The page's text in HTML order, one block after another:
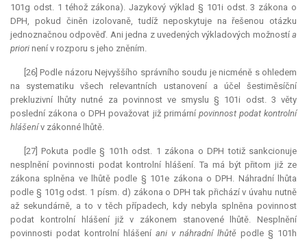
101g odst. 1 téhož zákona). Jazykový výklad § 101i odst. 3 zákona o
DPH, pokud činěn izolovaně, tudíž neposkytuje na řešenou otázku
jednoznačnou odpověď. Ani jedna z uvedených výkladových možností a
priori není v rozporu s jeho zněním.
[26] Podle názoru Nejvyššího správního soudu je nicméně s ohledem
na systematiku všech relevantních ustanovení a účel šestiměsíční
prekluzivní lhůty nutné za povinnost ve smyslu § 101i odst. 3 věty
poslední zákona o DPH považovat již primární povinnost podat kontrolní
hlášenív zákonné lhůtě.
[27] Pokuta podle § 101h odst. 1 zákona o DPH totiž sankcionuje
nesplnění povinnosti podat kontrolní hlášení. Ta má být přitom již ze
zákona splněna ve lhůtě podle § 101e zákona o DPH. Náhradní lhůta
podle § 101g odst. 1 písm. d) zákona o DPH tak přichází v úvahu nutně
až sekundárně, a to v těch případech, kdy nebyla splněna povinnost
podat kontrolní hlášení již v zákonem stanovené lhůtě. Nesplnění
povinnosti podat kontrolní hlášení ani v náhradní lhůtě podle § 101h